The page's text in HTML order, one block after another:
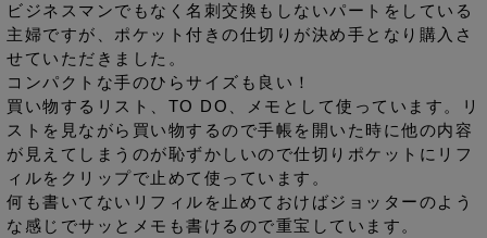
ビジネスマンでもなく名刺交換もしないパートをしている
主婦ですが、ポケット付きの仕切りが決め手となり購入さ
せていただきました。
コンパクトな手のひらサイズも良い！
買い物するリスト、TO DO、メモとして使っています。リ
ストを見ながら買い物するので手帳を開いた時に他の内容
が見えてしまうのが恥ずかしいので仕切りポケットにリフ
ィルをクリップで止めて使っています。
何も書いてないリフィルを止めておけばジョッターのよう
な感じでサッとメモも書けるので重宝しています。